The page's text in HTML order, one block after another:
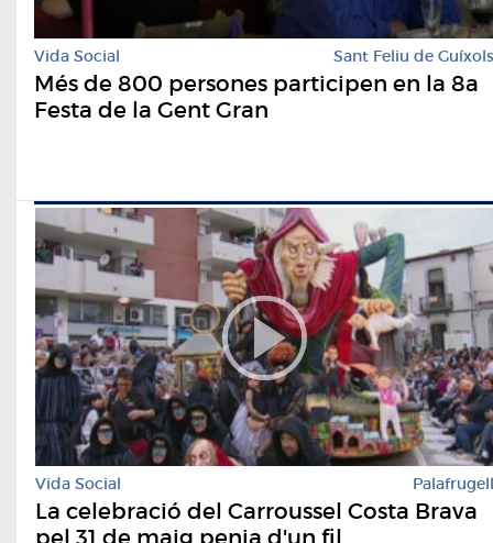
Vida Social Sant Feliu de Guíxols
Més de 800 persones participen en la 8a
Festa de la Gent Gran
Vida Social Palafrugell
La celebració del Carroussel Costa Brava
pel 31 de maig penja d'un fil